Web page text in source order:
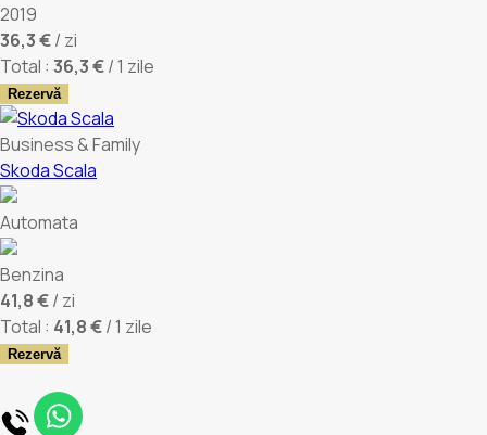
2019
36,3 €/ zi
Total : 36,3 €/ 1 zile
Rezervă
Business & Family
Skoda Scala
Automata
Benzina
41,8 €/ zi
Total : 41,8 €/ 1 zile
Rezervă